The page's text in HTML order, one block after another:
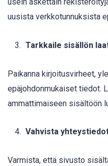
usein äskettäin
uusista verkkotunnuksista
Tarkkaile sisällön
Paikanna kirjoitusvirheet,
epäjohdonmukaiset tiedot.
ammattimaiseen sisältöön
Vahvista
Varmista, että sivusto